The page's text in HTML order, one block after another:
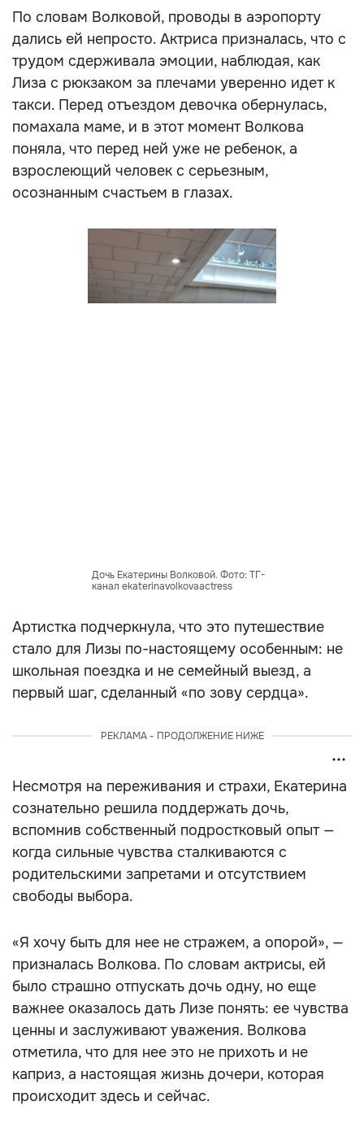
По словам Волковой, проводы в аэропорту
дались ей непросто. Актриса призналась, что с
трудом сдерживала эмоции, наблюдая, как
Лиза с рюкзаком за плечами уверенно идет к
такси. Перед отъездом девочка обернулась,
помахала маме, и в этот момент Волкова
поняла, что перед ней уже не ребенок, а
взрослеющий человек с серьезным,
осознанным счастьем в глазах.
Дочь Екатерины Волковой. Фото: ТГ-
канал ekaterinavolkovaactress
Артистка подчеркнула, что это путешествие
стало для Лизы по-настоящему особенным: не
школьная поездка и не семейный выезд, а
первый шаг, сделанный «по зову сердца».
РЕКЛАМА - ПРОДОЛЖЕНИЕ НИЖЕ
Несмотря на переживания и страхи, Екатерина
сознательно решила поддержать дочь,
вспомнив собственный подростковый опыт —
когда сильные чувства сталкиваются с
родительскими запретами и отсутствием
свободы выбора.
«Я хочу быть для нее не стражем, а опорой», —
призналась Волкова. По словам актрисы, ей
было страшно отпускать дочь одну, но еще
важнее оказалось дать Лизе понять: ее чувства
ценны и заслуживают уважения. Волкова
отметила, что для нее это не прихоть и не
каприз, а настоящая жизнь дочери, которая
происходит здесь и сейчас.